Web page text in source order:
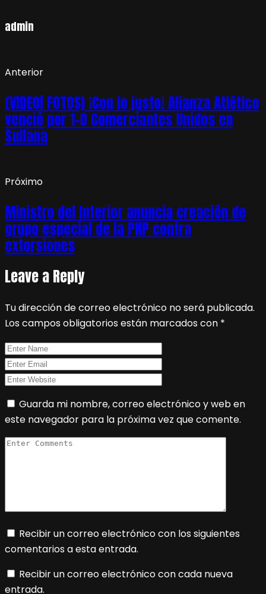
admin
Anterior
(VIDEO| FOTOS) ¡Con lo justo! Alianza Atlético
venció por 1-0 Comerciantes Unidos en
Sullana
Próximo
Ministro del Interior anuncia creación de
grupo especial de la PNP contra
extorsiones
Leave a Reply
Tu dirección de correo electrónico no será publicada.
Los campos obligatorios están marcados con *
Guarda mi nombre, correo electrónico y web en
este navegador para la próxima vez que comente.
Recibir un correo electrónico con los siguientes
comentarios a esta entrada.
Recibir un correo electrónico con cada nueva
entrada.